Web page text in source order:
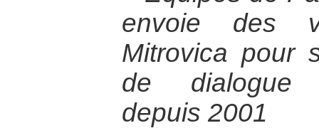
envoie des
Mitrovica pour
de dialogue
depuis 2001